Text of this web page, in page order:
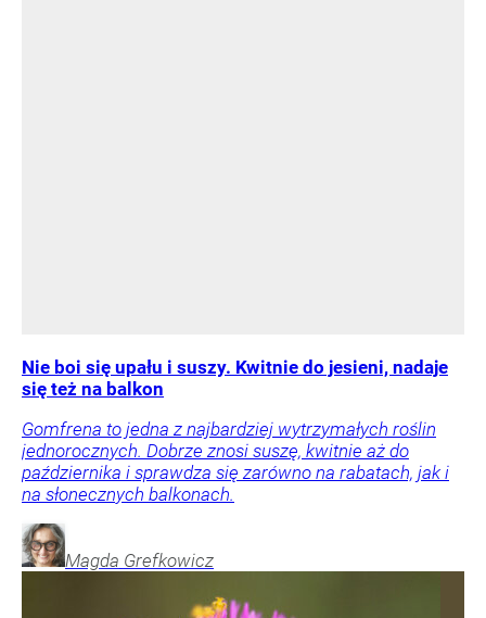
Nie boi się upału i suszy. Kwitnie do jesieni, nadaje
się też na balkon
Gomfrena to jedna z najbardziej wytrzymałych roślin
jednorocznych. Dobrze znosi suszę, kwitnie aż do
października i sprawdza się zarówno na rabatach, jak i
na słonecznych balkonach.
Magda Grefkowicz